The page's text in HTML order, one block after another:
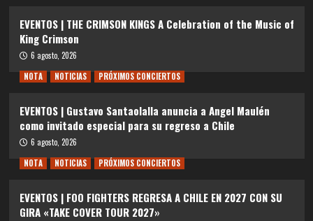
EVENTOS | THE CRIMSON KINGS A Celebration of the Music of
King Crimson
6 agosto, 2026
NOTA
NOTICIAS PRÓXIMOS CONCIERTOS
EVENTOS | Gustavo Santaolalla anuncia a Angel Maulén
como invitado especial para su regreso a Chile
6 agosto, 2026
NOTA
NOTICIAS PRÓXIMOS CONCIERTOS
EVENTOS | FOO FIGHTERS REGRESA A CHILE EN 2027 CON SU
GIRA «TAKE COVER TOUR 2027»